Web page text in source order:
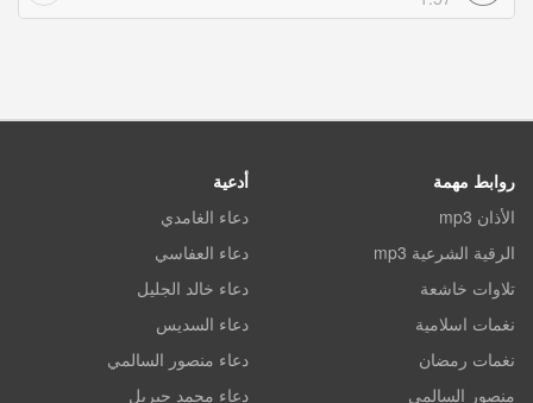
روابط مهمة
الأذان mp3
الرقية الشرعية mp3
تلاوات خاشعة
نغمات اسلامية
نغمات رمضان
منصور السالمي
أدعية
دعاء الغامدي
دعاء العفاسي
دعاء خالد الجليل
دعاء السديس
دعاء منصور السالمي
دعاء محمد جبريل